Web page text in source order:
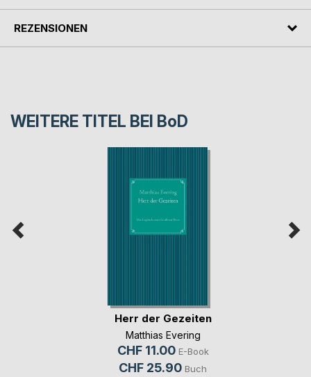
REZENSIONEN
WEITERE TITEL BEI BoD
Herr der Gezeiten
Matthias Evering
CHF 11.00 E-Book
CHF 25.90 Buch